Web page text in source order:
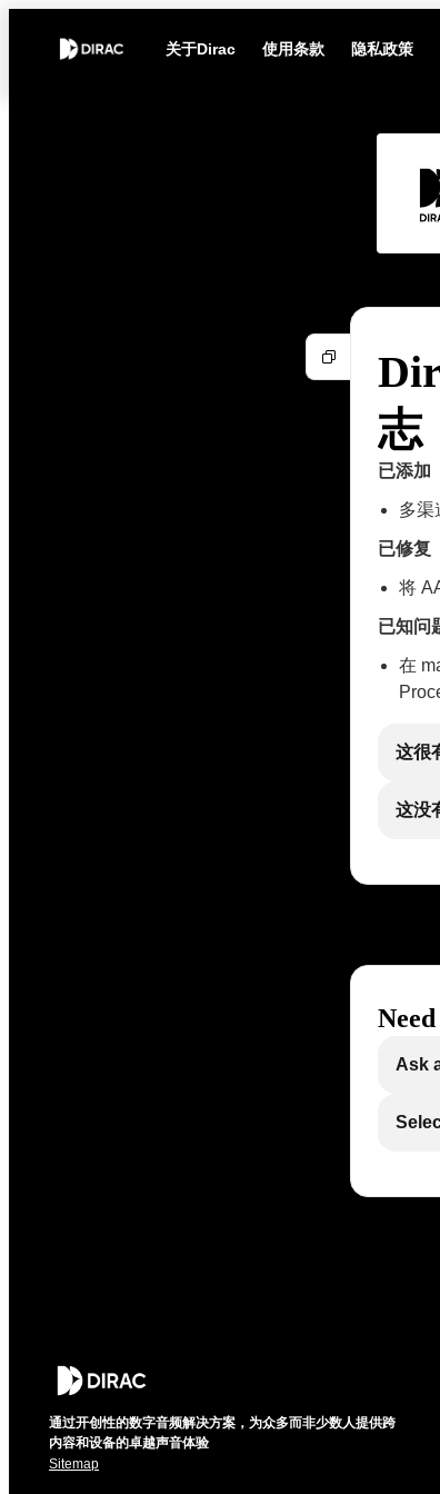
关于Dirac 使用条款 隐私政策
志
已添加
多渠
已修复
将
已知问
在
这很
这没
Ask
通过开创性的数字音频解决方案，为众多而非少数人提供跨
内容和设备的卓越声音体验
Sitemap